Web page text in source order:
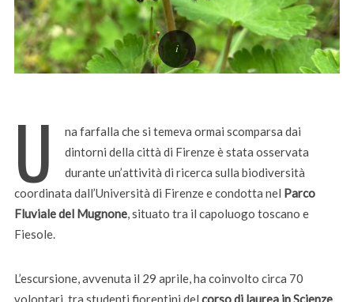
U
na farfalla che si temeva ormai scomparsa dai
dintorni della città di Firenze è stata osservata
durante un’attività di ricerca sulla biodiversità
coordinata dall’Università di Firenze e condotta nel Parco
Fluviale del Mugnone, situato tra il capoluogo toscano e
Fiesole.
L’escursione, avvenuta il 29 aprile, ha coinvolto circa 70
volontari, tra studenti fiorentini del corso di laurea in Scienze